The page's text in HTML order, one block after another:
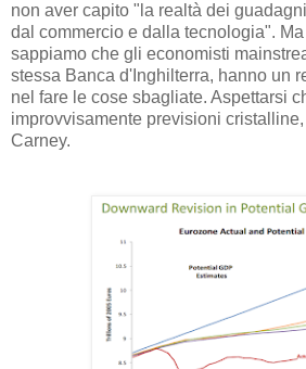
non aver capito "la realtà dei
dal commercio e dalla tecnologia".
sappiamo che gli economisti
stessa Banca d'Inghilterra, hanno un
nel fare le cose sbagliate. Aspettarsi
improvvisamente previsioni
Carney.